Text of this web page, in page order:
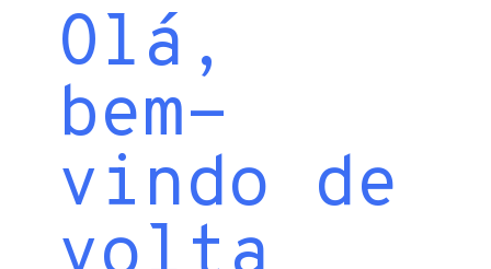
Olá,
bem-
vindo de